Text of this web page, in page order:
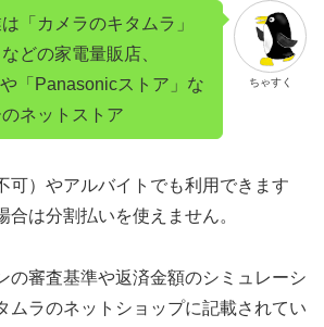
ちゃすく
「カメラのキタムラ」
どの家電量販店、
「Panasonicストア」な
ネットストア
可）やアルバイトでも利用できます
合は分割払いを使えません。
の審査基準や返済金額のシミュレーシ
ムラのネットショップに記載されてい